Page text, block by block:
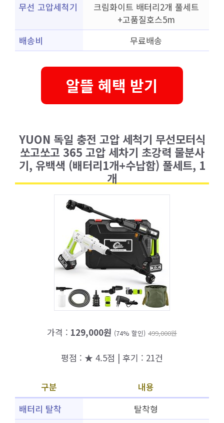
무선 고압세척기
크림화이트 배터리2개 풀세트
+고품질호스5m
배송비
무료배송
알뜰 혜택 받기
YUON 독일 충전 고압 세척기 무선모터식
쏘고쏘고 365 고압 세차기 초강력 물분사
기, 유백색 (배터리1개+수납함) 풀세트, 1
개
가격 : 129,000원 (74% 할인) 499,000원
평점 : ★ 4.5점 | 후기 : 21건
구분
내용
배터리 탈착
탈착형